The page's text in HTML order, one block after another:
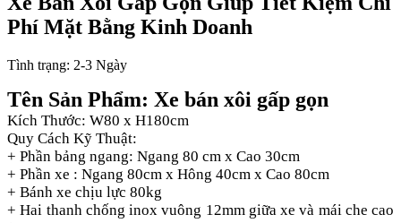
Phí Mặt Bằng Kinh Doanh
Tình trạng: 2-3 Ngày
Tên Sản Phẩm: Xe bán xôi gấp gọn
Kích Thước: W80 x H180cm
Quy Cách Kỹ Thuật:
+ Phần bảng ngang: Ngang 80 cm x Cao 30cm
+ Phần xe : Ngang 80cm x Hông 40cm x Cao 80cm
+ Bánh xe chịu lực 80kg
+ Hai thanh chống inox vuông 12mm giữa xe và mái che cao